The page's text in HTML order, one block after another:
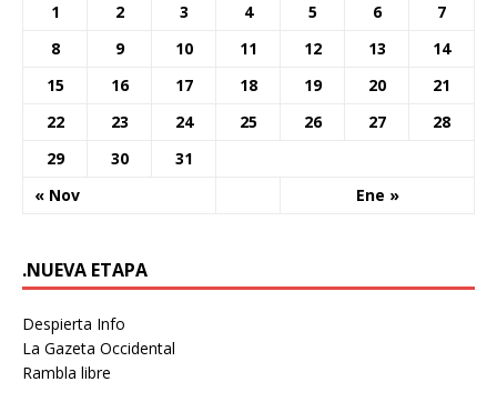
« Nov Ene »
1 2 3 4 5 6
7
8
9 10 11 12 13
14
15
16 17 18 19 20
21
22
23 24 25 26 27
28
29
30 31
.NUEVA ETAPA
Despierta Info
La Gazeta Occidental
Rambla libre